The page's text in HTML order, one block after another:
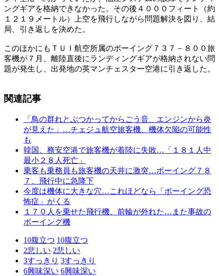
ングギアを格納できなかった。その後４０００フィート（約
１２１９メートル）上空を飛行しながら問題解決を図り、結
局、引き返しを決めた。
このほかにもＴＵＩ航空所属のボーイング７３７－８００旅
客機が７月、離陸直後にランディングギアが格納されない問
題が発生し、出発地の英マンチェスター空港に引き返した。
関連記事
「鳥の群れとぶつかってからごう音、エンジンから炎
が見えた」…チェジュ航空旅客機、機体欠陥の可能性
も
韓国、務安空港で旅客機が着陸に失敗…「１８１人中
最小２８人死亡」
乗客も乗務員も旅客機の天井に激突…ボーイング７８
７、飛行中に急降下
今度は機体に大きな穴…これほどなら「ボーイング恐
怖症」がくる
１７０人を乗せた飛行機、前輪が外れた…また事故の
ボーイング機
10腹立つ 10腹立つ
2悲しい 2悲しい
3すっきり 3すっきり
6興味深い 6興味深い